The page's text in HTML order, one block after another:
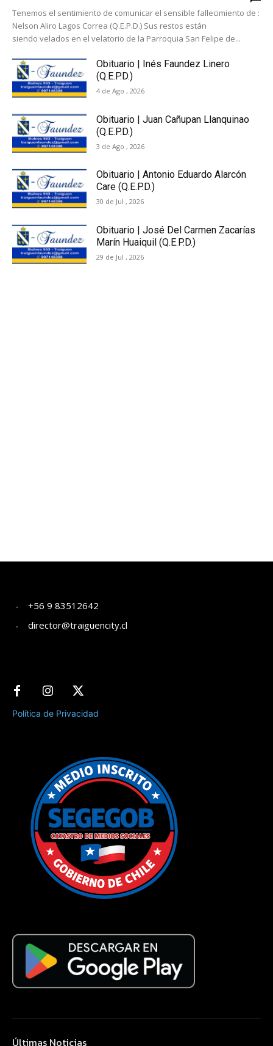
Tenemos el sentimiento de comunicar el sensible fallecimiento de :
Nelson Aliro Lagos Correa (Q.E.P.D.) Sus restos están
siendo velados en el velatorio de la Parroquia San Felipe de...
Obituario | Inés Faundez Linero
(Q.E.P.D.)
4 de Ago , 2026
Obituario | Juan Cañupan Llanquinao
(Q.E.P.D.)
3 de Ago , 2026
Obituario | Antonio Eduardo Alarcón
Care (Q.E.P.D.)
30 de Jul , 2026
Obituario | José Del Carmen Zacarías
Marín Huaiquil (Q.E.P.D.)
29 de Jul , 2026
+56 9 83512642
director@traiguencity.cl
Política de Privacidad
Últimas Noticias